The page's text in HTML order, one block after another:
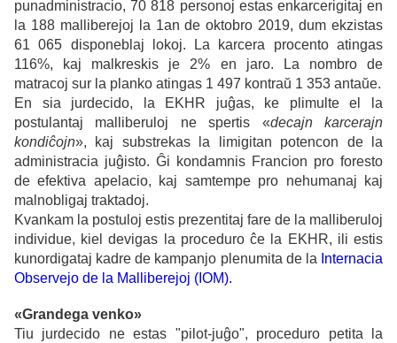
punadministracio, 70 818 personoj estas enkarcerigitaj en
la 188 malliberejoj la 1an de oktobro 2019, dum ekzistas
61 065 disponeblaj lokoj. La karcera procento atingas
116%, kaj malkreskis je 2% en jaro. La nombro de
matracoj sur la planko atingas 1 497 kontraŭ 1 353 antaŭe.
En sia jurdecido, la EKHR juĝas, ke plimulte el la
postulantaj malliberuloj ne spertis «decajn karcerajn
kondiĉojn», kaj substrekas la limigitan potencon de la
administracia juĝisto. Ĝi kondamnis Francion pro foresto
de efektiva apelacio, kaj samtempe pro nehumanaj kaj
malnobligaj traktadoj.
Kvankam la postuloj estis prezentitaj fare de la malliberuloj
individue, kiel devigas la proceduro ĉe la EKHR, ili estis
kunordigataj kadre de kampanjo plenumita de la Internacia
Observejo de la Malliberejoj (IOM).
«Grandega venko»
Tiu jurdecido ne estas "pilot-juĝo", proceduro petita la